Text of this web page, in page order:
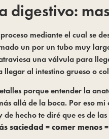
digestivo:
mediante el cual se
un por un tubo muy
una válvula para
llegar al intestino grueso o
porque entender la
allá de la boca. Por eso
hecho te diré que es de
saciedad = comer menos